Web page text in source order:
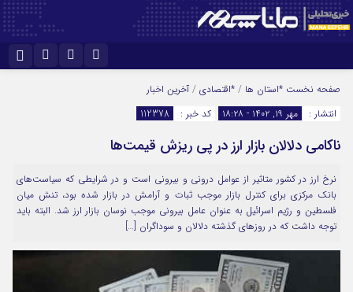
اینستاگرام
سروش
ایتا
آپارات
نام کاربری یا نشانی ایمیل
رمز عبور
مرا به خاطر بسپار
صفحه نخست *استان ها / *اقتصادی / آخرین اخبار
انتشار :
مهر ۱۹, ۱۴۰۲ - ۱۸:۲۸ کد خبر : 112378
ناکامی دلالان بازار ارز در پی ریزش قیمت‌ها
نرخ ارز در کشور متاثیر از عوامل درونی و بیرونی است و در شرایطی که سیاست‌های
بانک مرکزی برای کنترل بازار موجب ثبات و آرامش در بازار شده بود، تنش میان
فلسطین و رژیم اسرائیل به عنوان عامل بیرونی موجب نوسان بازار ارز شد. البته باید
توجه داشت که در روزهای گذشته دلالان و سوداگران […]